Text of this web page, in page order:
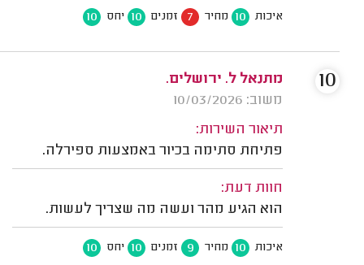
איכות 10 מחיר 7 זמנים 10 יחס 10
מתנאל ל. ירושלים.
משוב: 10/03/2026
תיאור השירות:
פתיחת סתימה בכיור באמצעות ספירלה.
חוות דעת:
הוא הגיע מהר ועשה מה שצריך לעשות.
איכות 10 מחיר 9 זמנים 10 יחס 10
10